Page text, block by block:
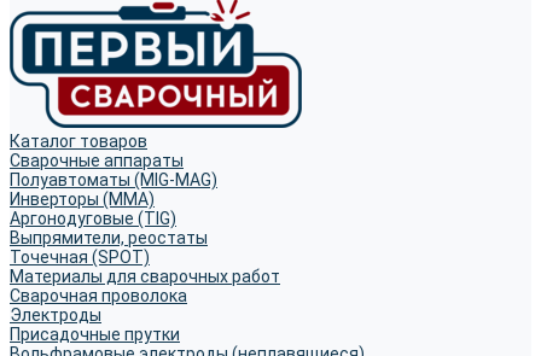
Каталог товаров
Сварочные аппараты
Полуавтоматы (MIG-MAG)
Инверторы (MMA)
Аргонодуговые (TIG)
Выпрямители, реостаты
Точечная (SPOT)
Материалы для сварочных работ
Сварочная проволока
Электроды
Присадочные прутки